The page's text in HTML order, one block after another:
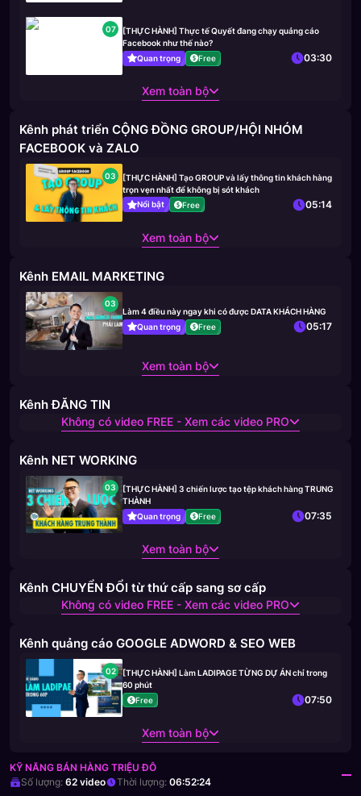
07
[THỰC HÀNH] Thực tế Quyết đang chạy quảng cáo
Facebook như thế nào?
Quan trọng
Free 03:30
Xem toàn bộ
Kênh phát triển CỘNG ĐỒNG GROUP/HỘI NHÓM
FACEBOOK và ZALO
03
[THỰC HÀNH] Tạo GROUP và lấy thông tin khách hàng
trọn vẹn nhất để không bị sót khách
Nổi bật
Free 05:14
Xem toàn bộ
Kênh EMAIL MARKETING
03
Làm 4 điều này ngay khi có được DATA KHÁCH HÀNG
Quan trọng
Free 05:17
Xem toàn bộ
Kênh ĐĂNG TIN
Không có video FREE - Xem các video PRO
Kênh NET WORKING
03
[THỰC HÀNH] 3 chiến lược tạo tệp khách hàng TRUNG
THÀNH
Quan trọng
Free 07:35
Xem toàn bộ
Kênh CHUYỂN ĐỔI từ thứ cấp sang sơ cấp
Không có video FREE - Xem các video PRO
Kênh quảng cáo GOOGLE ADWORD & SEO WEB
02
[THỰC HÀNH] Làm LADIPAGE TỪNG DỰ ÁN chỉ trong
60 phút
Free
07:50
Xem toàn bộ
KỸ NĂNG BÁN HÀNG TRIỆU ĐÔ
Số lượng: 62 video Thời lượng: 06:52:24